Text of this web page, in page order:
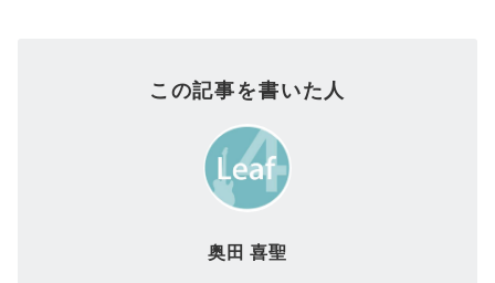
この記事を書いた人
奥田 喜聖